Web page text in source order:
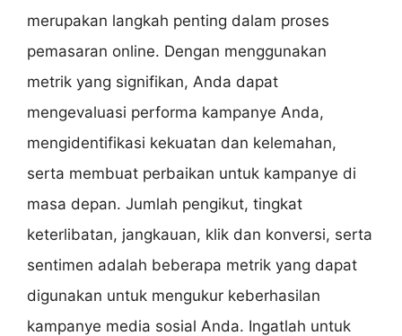
merupakan langkah penting dalam proses
pemasaran online. Dengan menggunakan
metrik yang signifikan, Anda dapat
mengevaluasi performa kampanye Anda,
mengidentifikasi kekuatan dan kelemahan,
serta membuat perbaikan untuk kampanye di
masa depan. Jumlah pengikut, tingkat
keterlibatan, jangkauan, klik dan konversi, serta
sentimen adalah beberapa metrik yang dapat
digunakan untuk mengukur keberhasilan
kampanye media sosial Anda. Ingatlah untuk